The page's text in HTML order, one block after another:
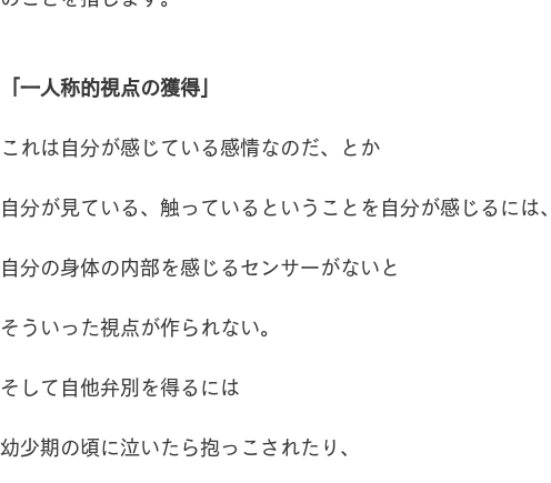
「一人称的視点の獲得」
これは自分が感じている感情なのだ、とか
自分が見ている、触っているということを自分が感じるには、
自分の身体の内部を感じるセンサーがないと
そういった視点が作られない。
そして自他弁別を得るには
幼少期の頃に泣いたら抱っこされたり、